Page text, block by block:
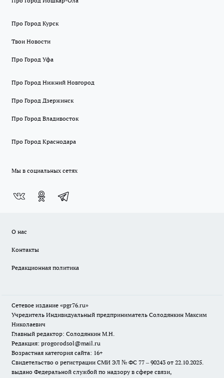
Про Город Курск
Твои Новости
Про Город Уфа
Про Город Нижний Новгород
Про Город Дзержинск
Про Город Владивосток
Про Город Краснодара
Мы в социальных сетях
О нас
Контакты
Редакционная политика
Сетевое издание «pgr76.ru»
Учредитель Индивидуальный предприниматель Солодянкин Максим
Николаевич
Главный редактор: Солодянкин М.Н.
Редакция: progorodsol@mail.ru
Возрастная категория сайта: 16+
Свидетельство о регистрации СМИ ЭЛ № ФС 77 – 90243 от 22.10.2025.
выдано Федеральной службой по надзору в сфере связи,